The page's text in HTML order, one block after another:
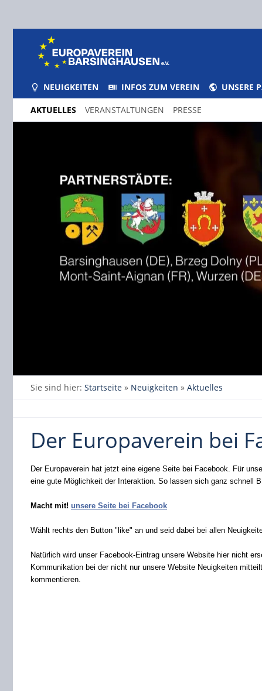
NEUIGKEITEN INFOS ZUM VEREIN UNSERE
AKTUELLES VERANSTALTUNGEN PRESSE
Sie sind hier: Startseite » Neuigkeiten » Aktuelles
Der Europaverein bei
Der Europaverein hat jetzt eine eigene Seite bei Facebook. Für
eine gute Möglichkeit der Interaktion. So lassen sich ganz schnell
Macht mit! unsere Seite bei Facebook
Wählt rechts den Button "like" an und seid dabei bei allen
Natürlich wird unser Facebook-Eintrag unsere Website hier nicht
Kommunikation bei der nicht nur unsere Website Neuigkeiten
kommentieren.